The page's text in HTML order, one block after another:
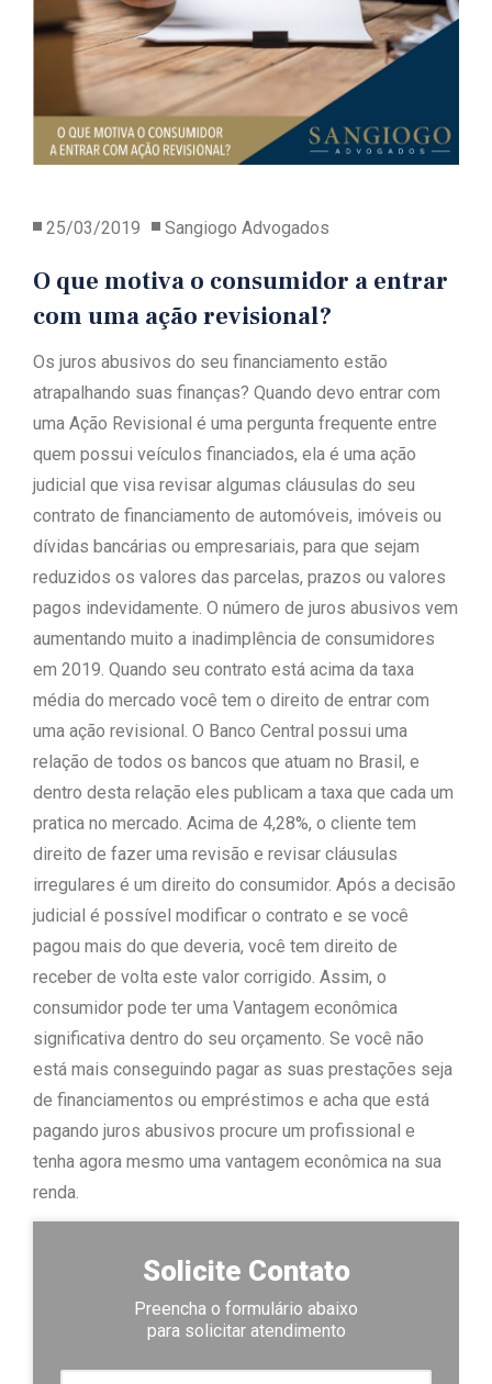
25/03/2019 Sangiogo Advogados
O que motiva o consumidor a entrar
com uma ação revisional?
Os juros abusivos do seu financiamento estão
atrapalhando suas finanças? Quando devo entrar com
uma Ação Revisional é uma pergunta frequente entre
quem possui veículos financiados, ela é uma ação
judicial que visa revisar algumas cláusulas do seu
contrato de financiamento de automóveis, imóveis ou
dívidas bancárias ou empresariais, para que sejam
reduzidos os valores das parcelas, prazos ou valores
pagos indevidamente. O número de juros abusivos vem
aumentando muito a inadimplência de consumidores
em 2019. Quando seu contrato está acima da taxa
média do mercado você tem o direito de entrar com
uma ação revisional. O Banco Central possui uma
relação de todos os bancos que atuam no Brasil, e
dentro desta relação eles publicam a taxa que cada um
pratica no mercado. Acima de 4,28%, o cliente tem
direito de fazer uma revisão e revisar cláusulas
irregulares é um direito do consumidor. Após a decisão
judicial é possível modificar o contrato e se você
pagou mais do que deveria, você tem direito de
receber de volta este valor corrigido. Assim, o
consumidor pode ter uma Vantagem econômica
significativa dentro do seu orçamento. Se você não
está mais conseguindo pagar as suas prestações seja
de financiamentos ou empréstimos e acha que está
pagando juros abusivos procure um profissional e
tenha agora mesmo uma vantagem econômica na sua
renda.
Solicite Contato
Preencha o formulário abaixo
para solicitar atendimento